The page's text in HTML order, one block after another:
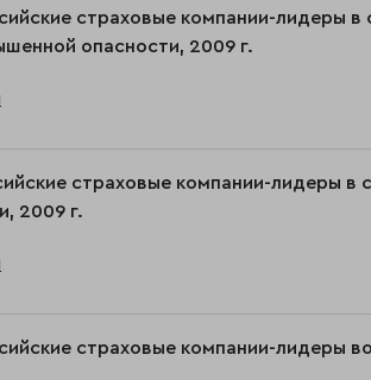
страховые компании-лидеры в
опасности, 2009 г.
страховые компании-лидеры в
2009 г.
страховые компании-лидеры